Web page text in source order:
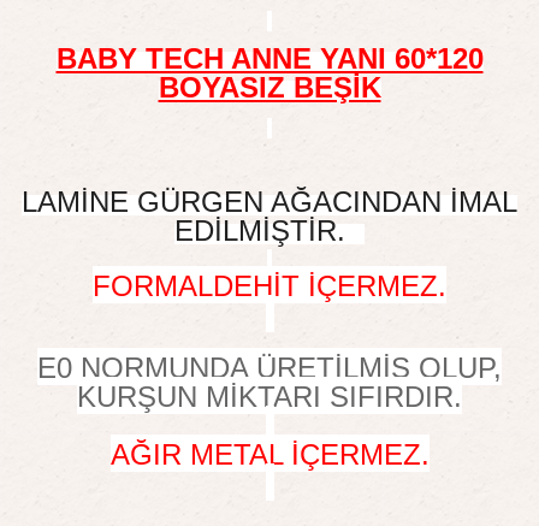
BABY TECH ANNE YANI 60*120
BOYASIZ BEŞİK
LAMİNE GÜRGEN AĞACINDAN İMAL
EDİLMİŞTİR.
FORMALDEHİT İÇERMEZ.
E0 NORMUNDA ÜRETİLMİŞ OLUP,
KURŞUN MİKTARI SIFIRDIR.
AĞIR METAL İÇERMEZ.